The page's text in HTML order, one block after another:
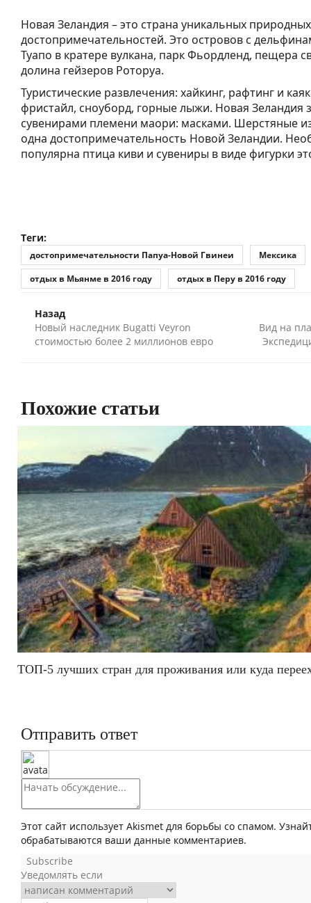
Новая Зеландия – это страна уникальных природных
достопримечательностей. Это островов с
Туапо в кратере вулкана, парк Фьордленд, пещера
долина гейзеров Роторуа.
Туристические развлечения: хайкинг, рафтинг и
фристайл, сноуборд, горные лыжи. Новая Зеландия
сувенирами племени маори: масками. Шерстяные
одна достопримечательность Новой Зеландии.
популярна птица киви и сувениры в виде фигурки
Теги:
достопримечательности Папуа-Новой Гвинеи
Мексика
отдых в Мьянме в 2016 году
отдых в Перу в 2016 году
Назад
Новый наследник Bugatti Veyron
стоимостью более 2 миллионов евро
Вид на
Похожие статьи
ТОП-5 лучших стран для проживания или куда
Отправить ответ
Этот сайт использует Akismet для борьбы со спамом.
обрабатываются ваши данные комментариев.
Subscribe
Уведомлять если